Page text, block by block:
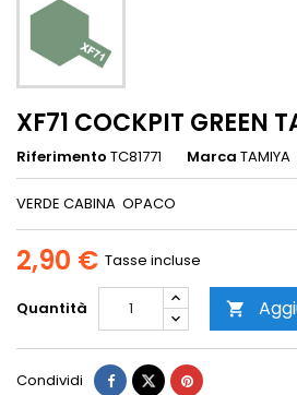
XF71 COCKPIT GREEN
Riferimento TC81771 Marca TAMIYA
VERDE CABINA OPACO
2,90 € Tasse incluse
Quantità 
Condividi